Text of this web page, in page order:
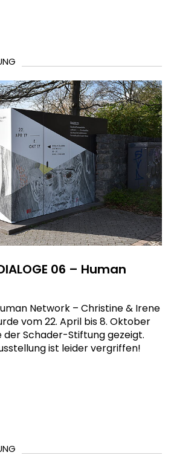
06 – Human
Network – Christine & Irene
vom 22. April bis 8. Oktober
der Schader-Stiftung gezeigt.
ist leider vergriffen!